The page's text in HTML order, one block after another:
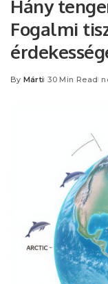
Hány
Fogalmi
Posted
By Márti 30 Min Read